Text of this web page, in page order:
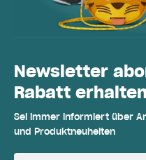
Newsletter
Rabatt
Sei immer informiert über
und Produktneuheiten